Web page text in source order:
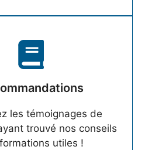
les témoignages de
trouvé nos conseils
utiles !